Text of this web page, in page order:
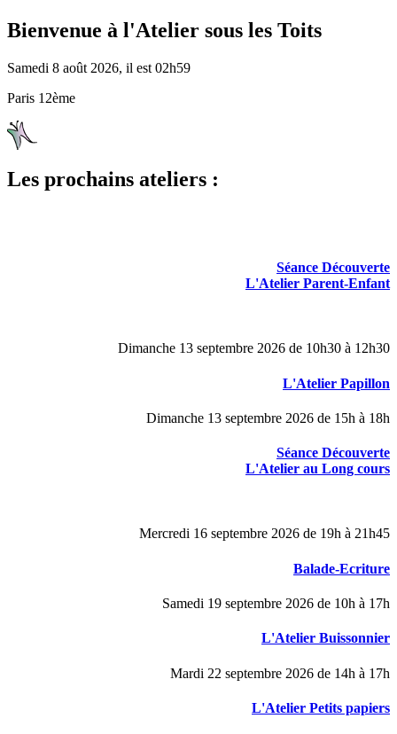
Bienvenue à l'Atelier sous les Toits
Samedi 8 août 2026, il est 02h59
Paris 12ème
Les prochains ateliers :
Séance Découverte
L'Atelier Parent-Enfant
Dimanche 13 septembre 2026 de 10h30 à 12h30
L'Atelier Papillon
Dimanche 13 septembre 2026 de 15h à 18h
Séance Découverte
L'Atelier au Long cours
Mercredi 16 septembre 2026 de 19h à 21h45
Balade-Ecriture
Samedi 19 septembre 2026 de 10h à 17h
L'Atelier Buissonnier
Mardi 22 septembre 2026 de 14h à 17h
L'Atelier Petits papiers